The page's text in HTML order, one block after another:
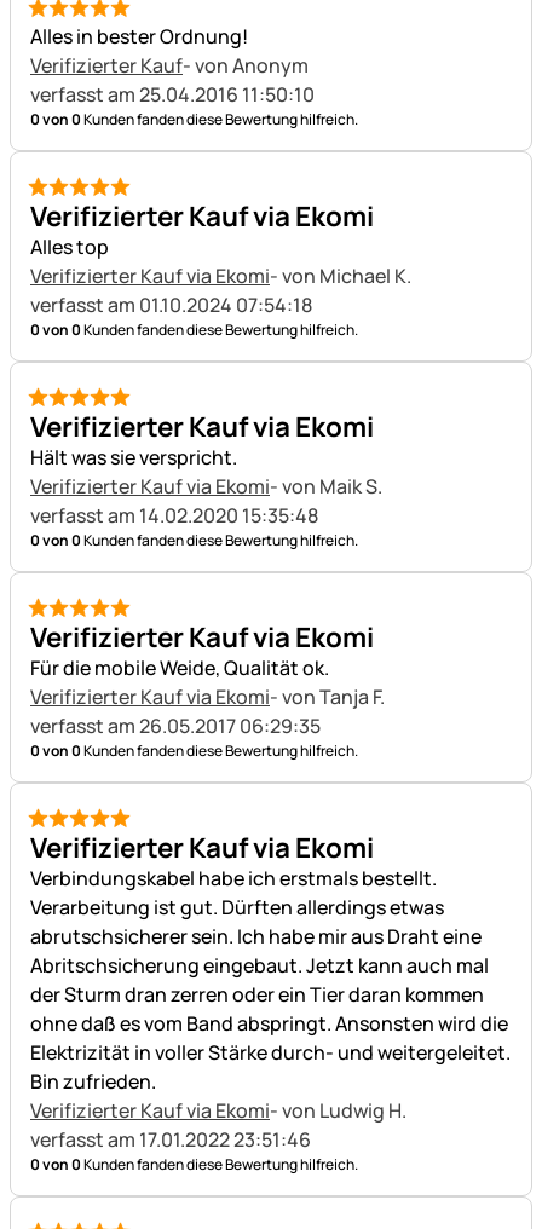
5 von 5
Alles in bester Ordnung!
Verifizierter Kauf- von Anonym
verfasst am 25.04.2016 11:50:10
0 von 0Kunden fanden diese Bewertung hilfreich.
5 von 5
Verifizierter Kauf via Ekomi
Alles top
Verifizierter Kauf via Ekomi- von Michael K.
verfasst am 01.10.2024 07:54:18
0 von 0Kunden fanden diese Bewertung hilfreich.
5 von 5
Verifizierter Kauf via Ekomi
Hält was sie verspricht.
Verifizierter Kauf via Ekomi- von Maik S.
verfasst am 14.02.2020 15:35:48
0 von 0Kunden fanden diese Bewertung hilfreich.
5 von 5
Verifizierter Kauf via Ekomi
Für die mobile Weide, Qualität ok.
Verifizierter Kauf via Ekomi- von Tanja F.
verfasst am 26.05.2017 06:29:35
0 von 0Kunden fanden diese Bewertung hilfreich.
5 von 5
Verifizierter Kauf via Ekomi
Verbindungskabel habe ich erstmals bestellt.
Verarbeitung ist gut. Dürften allerdings etwas
abrutschsicherer sein. Ich habe mir aus Draht eine
Abritschsicherung eingebaut. Jetzt kann auch mal
der Sturm dran zerren oder ein Tier daran kommen
ohne daß es vom Band abspringt. Ansonsten wird die
Elektrizität in voller Stärke durch- und weitergeleitet.
Bin zufrieden.
Verifizierter Kauf via Ekomi- von Ludwig H.
verfasst am 17.01.2022 23:51:46
0 von 0Kunden fanden diese Bewertung hilfreich.